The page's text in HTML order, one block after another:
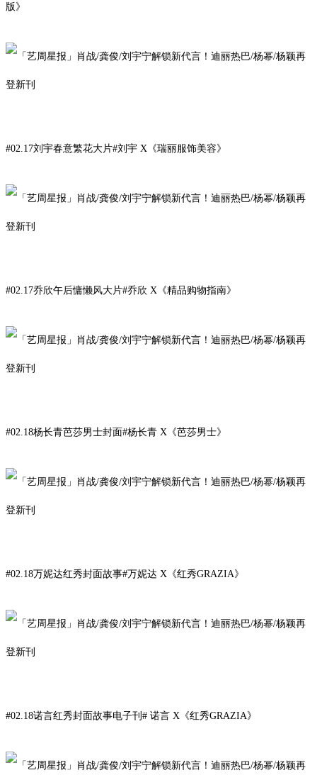
版 》
#02.17刘宇春意繁花大片#刘 宇 X 《瑞丽服饰美容》
#02.17乔欣午后慵懒风大片#乔欣 X 《精品购物指南》
#02.18杨长青芭莎男士封面#杨长青 X 《芭莎男士》
#02. 18万妮达红秀封面故事#万妮达 X 《红秀GRAZIA》
#02. 18诺言红秀封面故事电子刊 # 诺言 X 《红秀GRAZIA》